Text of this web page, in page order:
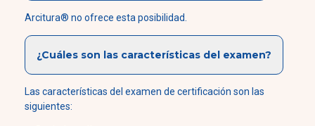
Arcitura® no ofrece esta posibilidad.
¿Cuáles son las características del examen?
Las características del examen de certificación son las
siguientes: